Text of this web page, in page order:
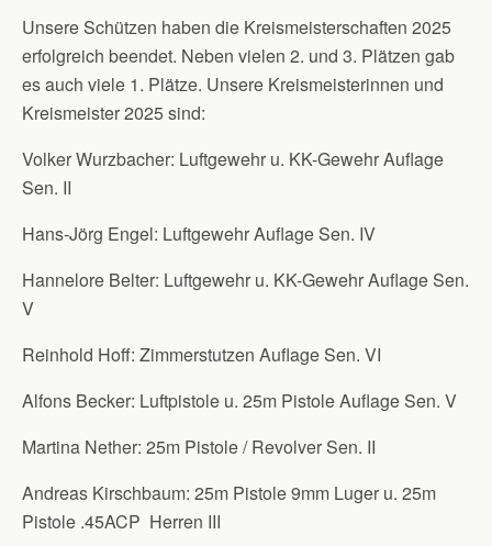
Unsere Schützen haben die Kreismeisterschaften 2025
erfolgreich beendet. Neben vielen 2. und 3. Plätzen gab
es auch viele 1. Plätze. Unsere Kreismeisterinnen und
Kreismeister 2025 sind:
Volker Wurzbacher: Luftgewehr u. KK-Gewehr Auflage
Sen. II
Hans-Jörg Engel: Luftgewehr Auflage Sen. IV
Hannelore Belter: Luftgewehr u. KK-Gewehr Auflage Sen.
V
Reinhold Hoff: Zimmerstutzen Auflage Sen. VI
Alfons Becker: Luftpistole u. 25m Pistole Auflage Sen. V
Martina Nether: 25m Pistole / Revolver Sen. II
Andreas Kirschbaum: 25m Pistole 9mm Luger u. 25m
Pistole .45ACP Herren III